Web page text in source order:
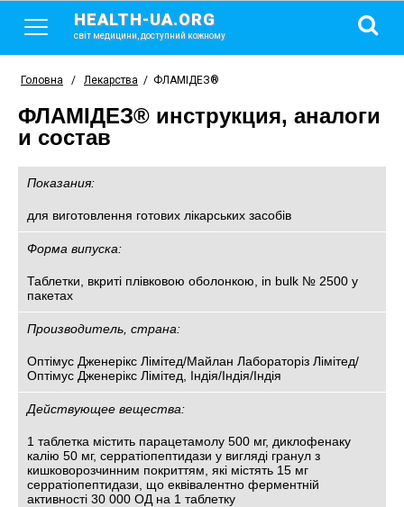
HEALTH-UA.ORG
світ медицини, доступний кожному
Головна / Лекарства / ФЛАМІДЕЗ®
ФЛАМІДЕЗ® инструкция, аналоги
и состав
Показания:
для виготовлення готових лікарських засобів
Форма випуска:
Таблетки, вкриті плівковою оболонкою, in bulk № 2500 у
пакетах
Производитель, страна:
Оптімус Дженерікс Лімітед/Майлан Лабораторіз Лімітед/
Оптімус Дженерікс Лімітед, Індія/Індія/Індія
Действующее вещества:
1 таблетка містить парацетамолу 500 мг, диклофенаку
калію 50 мг, серратіопептидази у вигляді гранул з
кишковорозчинним покриттям, які містять 15 мг
серратіопептидази, що еквівалентно ферментній
активності 30 000 ОД на 1 таблетку